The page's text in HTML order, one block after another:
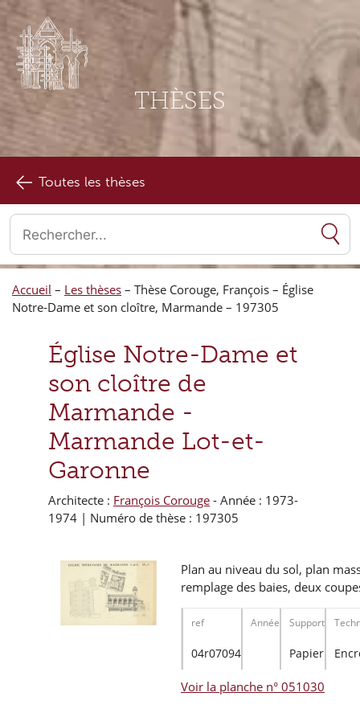
THÈSES
Toutes les thèses
Quand les résultats de l'auto-complétion sont disponibles,
Accueil – Les thèses – Thèse Corouge, François – Église
Notre-Dame et son cloître, Marmande – 197305
Église Notre-Dame et
son cloître de
Marmande -
Marmande Lot-et-
Garonne
Architecte : François Corouge - Année : 1973-
1974 | Numéro de thèse : 197305
Plan au niveau du sol, plan
remplage des baies, deux
ref Année Support
04r07094 Papier
Voir la planche n° 051030